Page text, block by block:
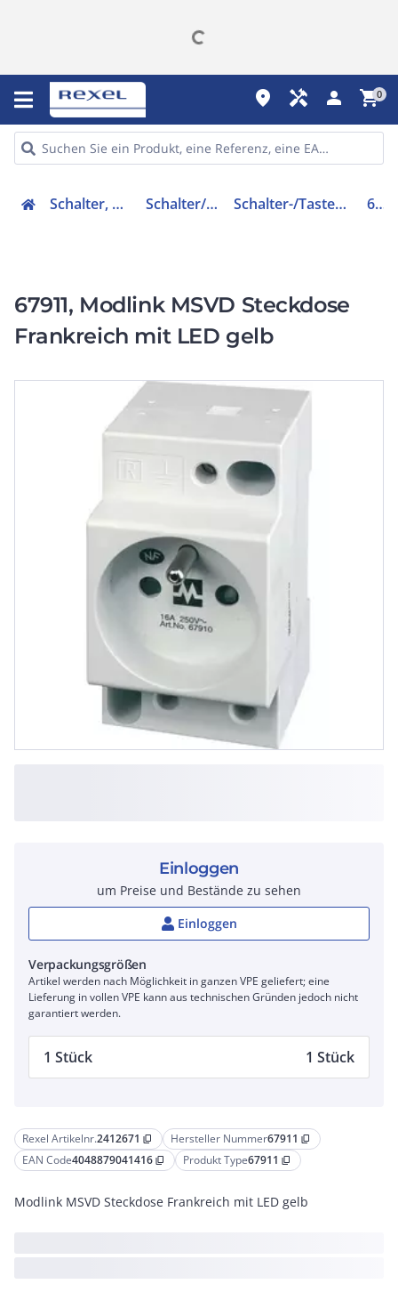
place handyman person shopping_cart0
Schalter, Steckdosen, Stecker Schalter/Steckdosenkombi Schalter-/Taster-/Steckdosenkombination 67911
67911, Modlink MSVD Steckdose
Frankreich mit LED gelb
Rexel Artikelnr.2412671 content_copy Hersteller Nummer67911 content_copy
EAN Code4048879041416 content_copy Produkt Type67911 content_copy
Modlink MSVD Steckdose Frankreich mit LED gelb
Einloggen
um Preise und Bestände zu sehen
Einloggen
Verpackungsgrößen
Artikel werden nach Möglichkeit in ganzen VPE geliefert; eine
Lieferung in vollen VPE kann aus technischen Gründen jedoch nicht
garantiert werden.
1 Stück 1 Stück